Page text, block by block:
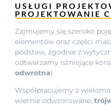
USŁUGI
PROJEKTOWANIE
Zajmujemy się szeroko
elementów oraz części
podstaw, zgodnie z
odtwarzamy istniejące
odwrotna).
Współpracujemy z
wiernie odwzorowane,